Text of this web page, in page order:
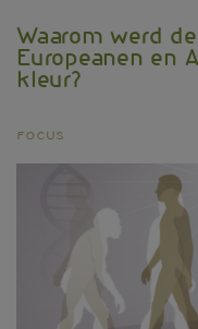
Waarom werd
Europeanen en
kleur?
Focus